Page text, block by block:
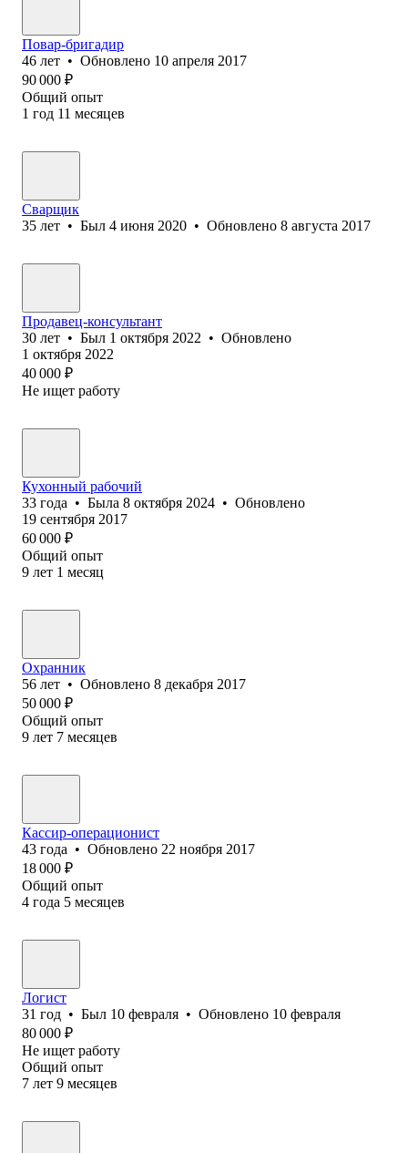
Повар-бригадир
46 лет • Обновлено 10 апреля 2017
90 000 ₽
Общий опыт
1 год 11 месяцев
Сварщик
35 лет • Был 4 июня 2020 • Обновлено 8 августа 2017
Продавец-консультант
30 лет • Был 1 октября 2022 • Обновлено
1 октября 2022
40 000 ₽
Не ищет работу
Кухонный рабочий
33 года • Была 8 октября 2024 • Обновлено
19 сентября 2017
60 000 ₽
Общий опыт
9 лет 1 месяц
Охранник
56 лет • Обновлено 8 декабря 2017
50 000 ₽
Общий опыт
9 лет 7 месяцев
Кассир-операционист
43 года • Обновлено 22 ноября 2017
18 000 ₽
Общий опыт
4 года 5 месяцев
Логист
31 год • Был 10 февраля • Обновлено 10 февраля
80 000 ₽
Не ищет работу
Общий опыт
7 лет 9 месяцев